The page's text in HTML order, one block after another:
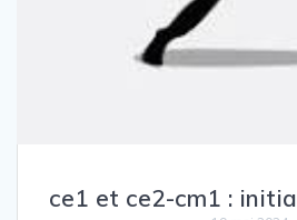
ce1 et ce2-cm1 :